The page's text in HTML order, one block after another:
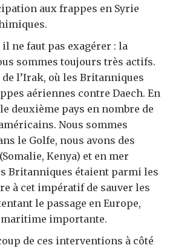
aux frappes en Syrie
ne faut pas exagérer : la
sommes toujours très actifs.
l’Irak, où les Britanniques
aériennes contre Daech. En
deuxième pays en nombre de
Nous sommes
le Golfe, nous avons des
Kenya) et en mer
Britanniques étaient parmi les
à cet impératif de sauver les
le passage en Europe,
maritime importante.
de ces interventions à côté